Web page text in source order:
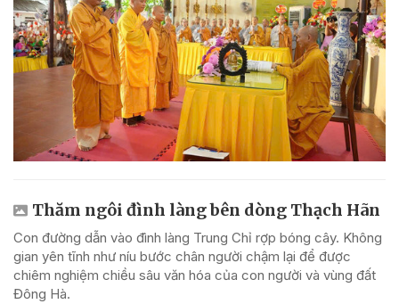
Thăm ngôi đình làng bên dòng Thạch Hãn
Con đường dẫn vào đình làng Trung Chỉ rợp bóng cây. Không
gian yên tĩnh như níu bước chân người chậm lại để được
chiêm nghiệm chiều sâu văn hóa của con người và vùng đất
Đông Hà.